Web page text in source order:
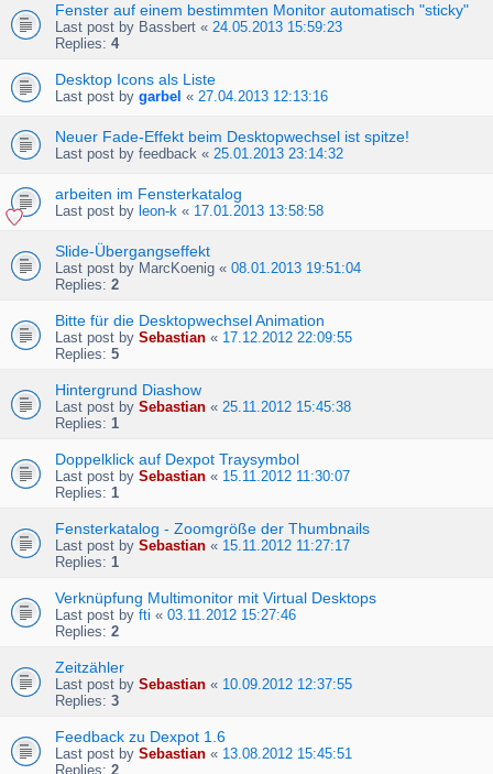
Fenster auf einem bestimmten Monitor automatisch "sticky"
Last post by Bassbert « 24.05.2013 15:59:23
Replies: 4
Desktop Icons als Liste
Last post by garbel « 27.04.2013 12:13:16
Neuer Fade-Effekt beim Desktopwechsel ist spitze!
Last post by feedback « 25.01.2013 23:14:32
arbeiten im Fensterkatalog
Last post by leon-k « 17.01.2013 13:58:58
Slide-Übergangseffekt
Last post by MarcKoenig « 08.01.2013 19:51:04
Replies: 2
Bitte für die Desktopwechsel Animation
Last post by Sebastian « 17.12.2012 22:09:55
Replies: 5
Hintergrund Diashow
Last post by Sebastian « 25.11.2012 15:45:38
Replies: 1
Doppelklick auf Dexpot Traysymbol
Last post by Sebastian « 15.11.2012 11:30:07
Replies: 1
Fensterkatalog - Zoomgröße der Thumbnails
Last post by Sebastian « 15.11.2012 11:27:17
Replies: 1
Verknüpfung Multimonitor mit Virtual Desktops
Last post by fti « 03.11.2012 15:27:46
Replies: 2
Zeitzähler
Last post by Sebastian « 10.09.2012 12:37:55
Replies: 3
Feedback zu Dexpot 1.6
Last post by Sebastian « 13.08.2012 15:45:51
Replies: 2